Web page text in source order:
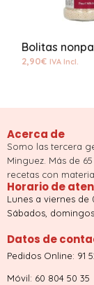
2,90€ IVA Incl.
Acerca de
Somo las tercera
Minguez. Más de
recetas con
Horario de
Lunes a viernes de
Sábados,
Datos de
Pedidos Online: 91
Móvil: 60 804 50 35